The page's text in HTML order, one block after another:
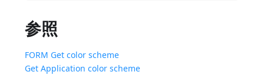
参照
FORM Get color scheme
Get Application color scheme